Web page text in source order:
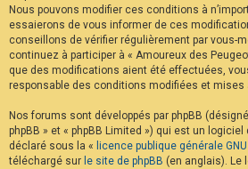
n
F
A
Q
Nous pouvons modifier ces conditions à
essaierons de vous informer de ces
conseillons de vérifier régulièrement par vous-
continuez à participer à « Amoureux des
que des modifications aient été effectuées,
responsable des conditions modifiées et mises
Nos forums sont développés par phpBB
phpBB » et « phpBB Limited ») qui est un
déclaré sous la « licence publique générale
téléchargé sur le site de phpBB (en anglais). Le